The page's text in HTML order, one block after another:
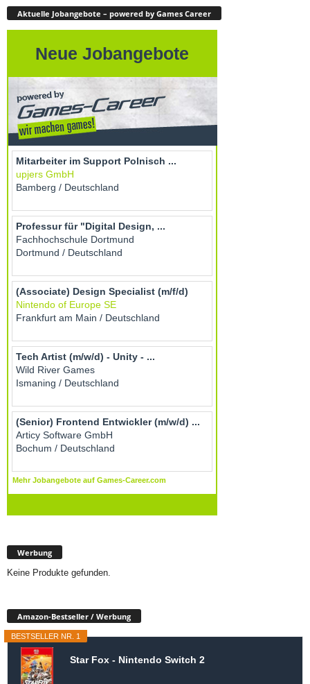
Aktuelle Jobangebote – powered by Games Career
Werbung
Keine Produkte gefunden.
Amazon-Bestseller / Werbung
BESTSELLER NR. 1
Star Fox - Nintendo Switch 2